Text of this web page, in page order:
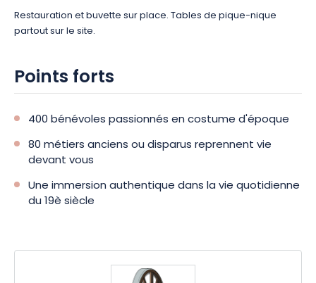
Restauration et buvette sur place. Tables de pique-nique
partout sur le site.
Points forts
400 bénévoles passionnés en costume d'époque
80 métiers anciens ou disparus reprennent vie
devant vous
Une immersion authentique dans la vie quotidienne
du 19è siècle